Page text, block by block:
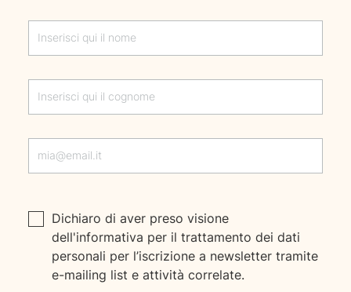
Dichiaro di aver preso visione
dell'informativa per il trattamento dei dati
personali per l’iscrizione a newsletter tramite
e-mailing list e attività correlate.